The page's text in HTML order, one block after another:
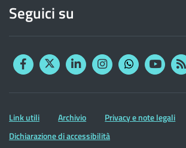
Seguici su
FacebookTwitterLinkedinInstagram
Altre
informazioni
Link utili Archivio
Privacy e note legali
Dichiarazione di accessibilità